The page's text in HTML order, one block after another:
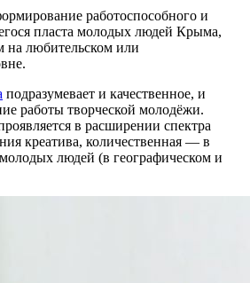
работоспособного и
пласта молодых людей Крыма,
любительском или
подразумевает и качественное, и
работы творческой молодёжи.
в расширении спектра
креатива, количественная — в
людей (в географическом и